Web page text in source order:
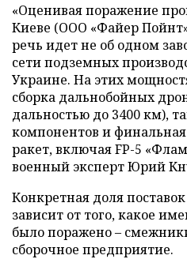
«Оценивая поражение
Киеве (ООО «Файер
речь идет не об одном
сети подземных
Украине. На этих
сборка дальнобойных
дальностью до 3400 км),
компонентов и
ракет, включая FP-5
военный эксперт Юрий
Конкретная доля
зависит от того, какое
было поражено –
сборочное предприятие.